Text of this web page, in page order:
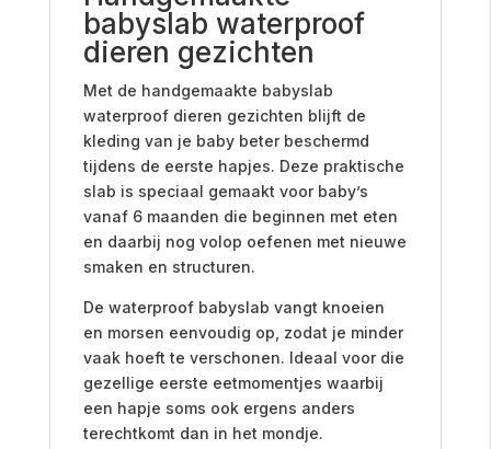
babyslab waterproof
dieren gezichten
Met de handgemaakte babyslab
waterproof dieren gezichten blijft de
kleding van je baby beter beschermd
tijdens de eerste hapjes. Deze praktische
slab is speciaal gemaakt voor baby’s
vanaf 6 maanden die beginnen met eten
en daarbij nog volop oefenen met nieuwe
smaken en structuren.
De waterproof babyslab vangt knoeien
en morsen eenvoudig op, zodat je minder
vaak hoeft te verschonen. Ideaal voor die
gezellige eerste eetmomentjes waarbij
een hapje soms ook ergens anders
terechtkomt dan in het mondje.